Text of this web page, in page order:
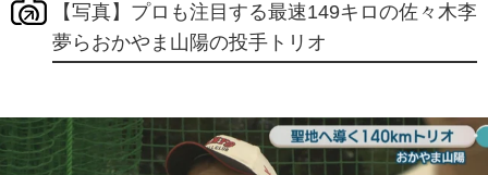
【写真】プロも注目する最速149キロの佐々木李
夢らおかやま山陽の投手トリオ